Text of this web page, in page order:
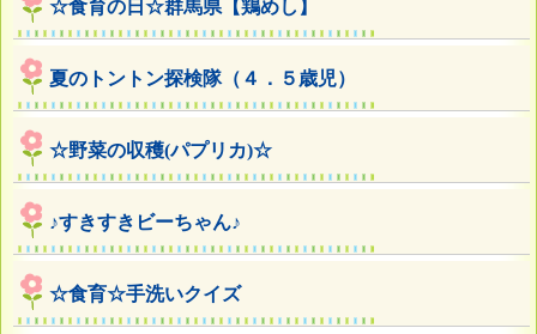
☆食育の日☆群馬県【鶏めし】
夏のトントン探検隊（４．５歳児）
☆野菜の収穫(パプリカ)☆
♪すきすきビーちゃん♪
☆食育☆手洗いクイズ